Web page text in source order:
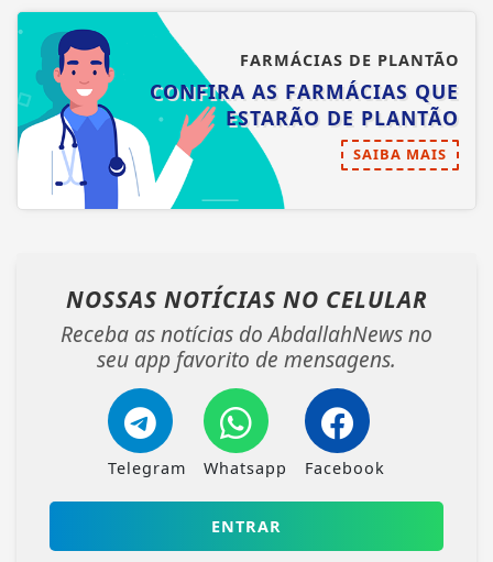
FARMÁCIAS DE PLANTÃO
CONFIRA AS FARMÁCIAS QUE
ESTARÃO DE PLANTÃO
SAIBA MAIS
NOSSAS NOTÍCIAS NO CELULAR
Receba as notícias do AbdallahNews no
seu app favorito de mensagens.
Telegram Whatsapp Facebook
ENTRAR